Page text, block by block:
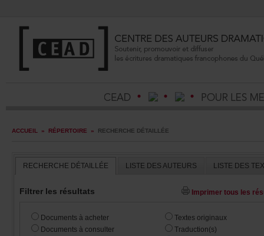
ACCUEIL » RÉPERTOIRE » RECHERCHEDÉTAILLÉE
RECHERCHEDÉTAILLÉE LISTEDESAUTEURS
Filtrerlesrésultats
Documentsàacheter
Documentsàconsulter
Textesoriginaux
Traduction(s)